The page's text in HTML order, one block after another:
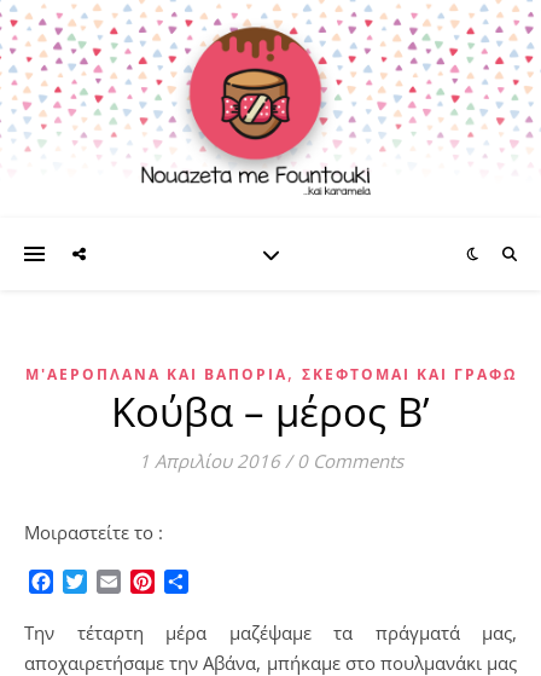
Μ'ΑΕΡΟΠΛΆΝΑ ΚΑΙ ΒΑΠΌΡΙΑ, ΣΚΈΦΤΟΜΑΙ ΚΑΙ ΓΡΆΦΩ
Κούβα – μέρος Β’
1 Απριλίου 2016 / 0 Comments
Μοιραστείτε το :
Facebook
TwitterEmailPinterest
Την τέταρτη μέρα μαζέψαμε τα πράγματά μας,
αποχαιρετήσαμε την Αβάνα, μπήκαμε στο πουλμανάκι μας